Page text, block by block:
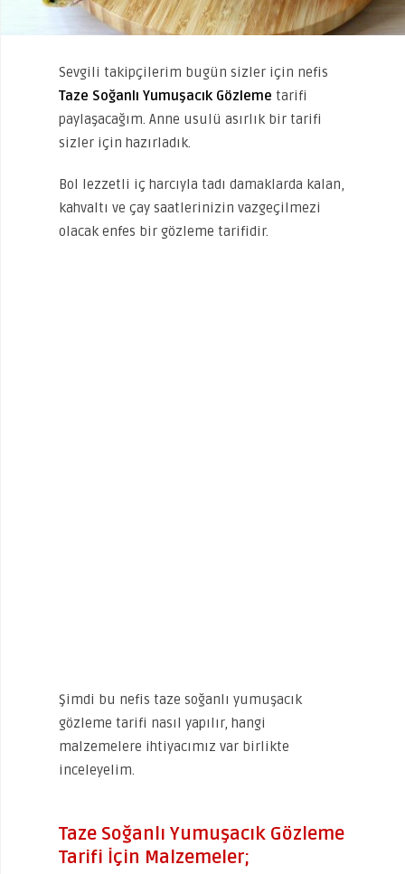
Sevgili takipçilerim bugün sizler için nefis
Taze Soğanlı Yumuşacık Gözleme tarifi
paylaşacağım. Anne usulü asırlık bir tarifi
sizler için hazırladık.
Bol lezzetli iç harcıyla tadı damaklarda kalan,
kahvaltı ve çay saatlerinizin vazgeçilmezi
olacak enfes bir gözleme tarifidir.
Şimdi bu nefis taze soğanlı yumuşacık
gözleme tarifi nasıl yapılır, hangi
malzemelere ihtiyacımız var birlikte
inceleyelim.
Taze Soğanlı Yumuşacık Gözleme
Tarifi İçin Malzemeler;